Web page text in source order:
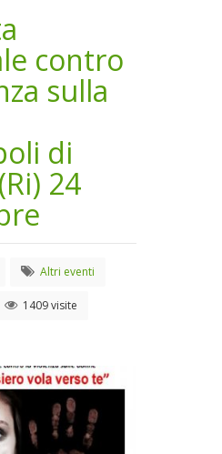
contro
sulla
di
24
Altri eventi
1409 visite